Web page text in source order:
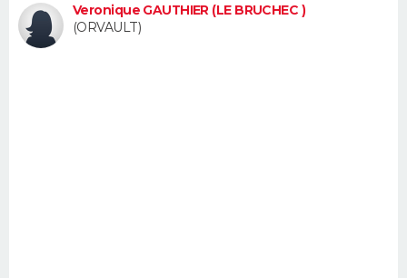
FORUM
Bricolage
Lifestyle
Culture
Sport
Auto
Television
Voyage
Cinema
Veronique GAUTHIER (LE BRUCHEC )
(ORVAULT)